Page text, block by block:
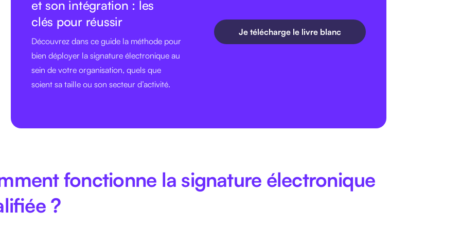
et son intégration : les
clés pour réussir
Découvrez dans ce guide la méthode pour
bien déployer la signature électronique au
sein de votre organisation, quels que
soient sa taille ou son secteur d’activité.
Je télécharge le livre blanc
fonctionne la signature électronique
?